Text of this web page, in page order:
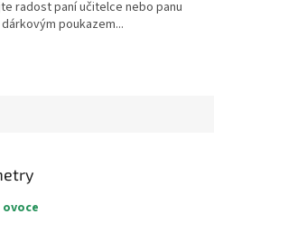
radost paní učitelce nebo panu
poukazem...